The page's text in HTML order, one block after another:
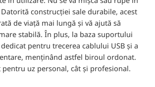
construcției sale durabile, acest
de viață mai lungă și vă ajută să
stabilă. În plus, la baza suportului
pentru trecerea cablului USB și a
menținând astfel biroul ordonat.
pentru uz personal, cât și profesional.